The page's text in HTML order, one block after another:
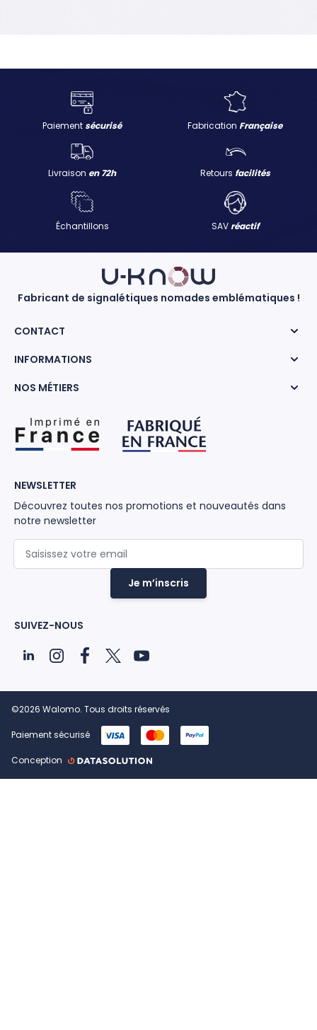
Paiement sécurisé Fabrication Française
Livraison en 72h Retours facilités
Échantillons SAVréactif
Fabricant de signalétiques nomades emblématiques !
CONTACT
INFORMATIONS
NOS MÉTIERS
NEWSLETTER
Découvrez toutes nos promotions et nouveautés dans
notre newsletter
Je m’inscris
SUIVEZ-NOUS
©2026 Walomo. Tous droits réservés
Paiement sécurisé
Conception